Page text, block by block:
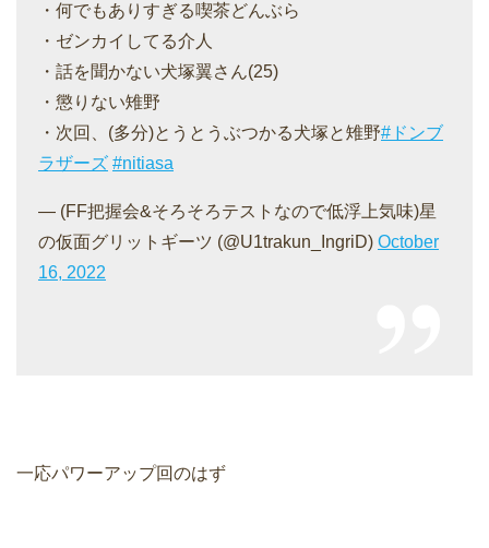
・何でもありすぎる喫茶どんぶら
・ゼンカイしてる介人
・話を聞かない犬塚翼さん(25)
・懲りない雉野
・次回、(多分)とうとうぶつかる犬塚と雉野#ドンブ
ラザーズ #nitiasa
— (FF把握会&そろそろテストなので低浮上気味)星
の仮面グリットギーツ (@U1trakun_IngriD) October
16, 2022
一応パワーアップ回のはず